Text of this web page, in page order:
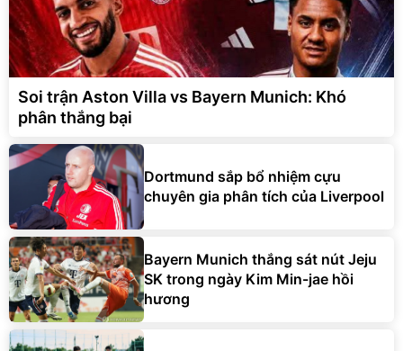
Soi trận Aston Villa vs Bayern Munich: Khó
phân thắng bại
Dortmund sắp bổ nhiệm cựu
chuyên gia phân tích của Liverpool
Bayern Munich thắng sát nút Jeju
SK trong ngày Kim Min-jae hồi
hương